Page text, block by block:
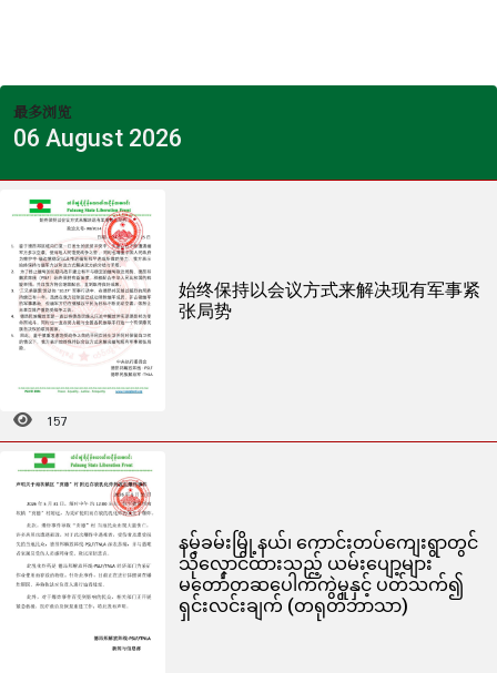
最多浏览
06 August 2026
始终保持以会议方式来解决现有军事紧
张局势
157
နမ့်ခမ်းမြို့နယ်၊ ကောင်းတပ်ကျေးရွာတွင်
သိုလှောင်ထားသည့် ယမ်းပျော့များ
မတော်တဆပေါက်ကွဲမှုနှင့် ပတ်သက်၍
ရှင်းလင်းချက် (တရုတ်ဘာသာ)